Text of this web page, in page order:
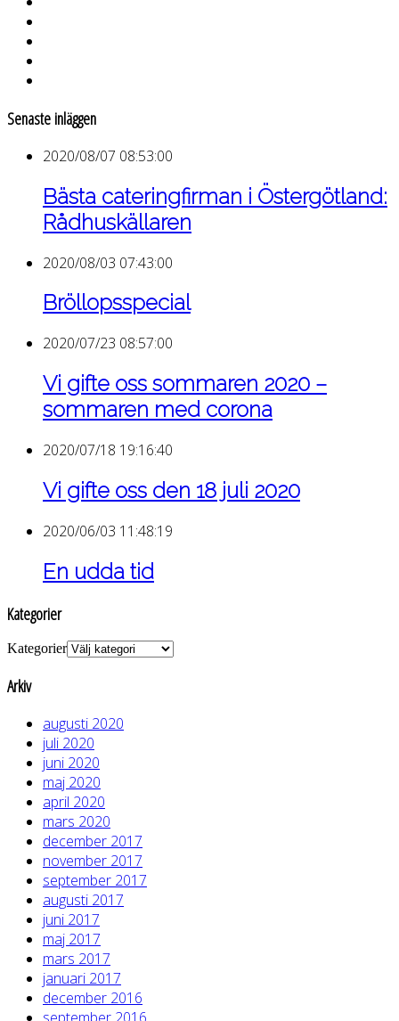
Senaste inläggen
2020/08/07 08:53:00
Bästa cateringfirman i Östergötland:
Rådhuskällaren
2020/08/03 07:43:00
Bröllopsspecial
2020/07/23 08:57:00
Vi gifte oss sommaren 2020 –
sommaren med corona
2020/07/18 19:16:40
Vi gifte oss den 18 juli 2020
2020/06/03 11:48:19
En udda tid
Kategorier
Kategorier
Arkiv
augusti 2020
juli 2020
juni 2020
maj 2020
april 2020
mars 2020
december 2017
november 2017
september 2017
augusti 2017
juni 2017
maj 2017
mars 2017
januari 2017
december 2016